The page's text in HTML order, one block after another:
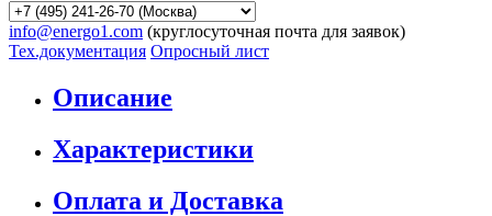
info@energo1.com (круглосуточная почта для заявок)
Тех.документация Опросный лист
Описание
Характеристики
Оплата и Доставка